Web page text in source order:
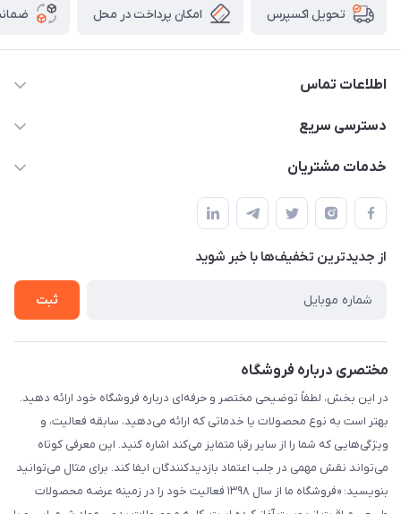
تحویل اکسپرس امکان پرداخت در محل
اطلاعات تماس
۰۲۱۰۰۰۰۰۰۰۰
دسترسی سریع
حساب کاربری
لیست محصولات
درباره ما
خدمات مشتریان
قوانین و مقررات
حریم خصوصی
راهنما
از جدید‌ترین تخفیف‌ها با‌ خبر شوید
ثبت
مختصری درباره فروشگاه
در این بخش، لطفاً توضیحی مختصر و حرفه‌ای درباره فروشگاه خود ارائه دهید.
بهتر است به نوع محصولات یا خدماتی که ارائه می‌دهید، سابقه فعالیت، و
ویژگی‌هایی که شما را از سایر رقبا متمایز می‌کند اشاره کنید. این معرفی کوتاه
می‌تواند نقش مهمی در جلب اعتماد بازدیدکنندگان ایفا کند. برای مثال می‌توانید
بنویسید: «فروشگاه ما از سال ۱۳۹۸ فعالیت خود را در زمینه عرضه محصولات